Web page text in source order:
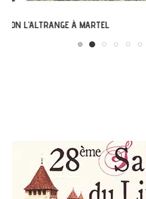
LABASTIDE-DU-VERT :